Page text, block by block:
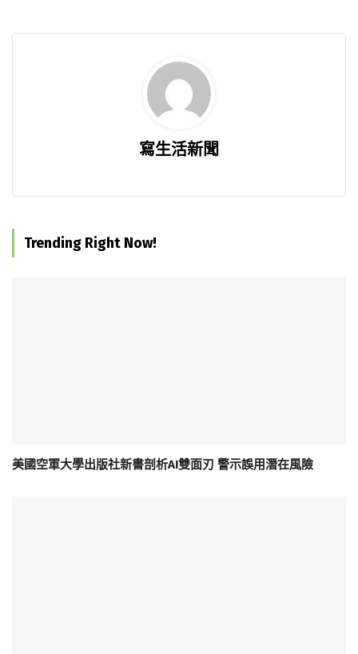
寫生活新聞
Trending Right Now!
美國空軍大學出版社新書剖析AI雙面刃 警示誤用潛在風險